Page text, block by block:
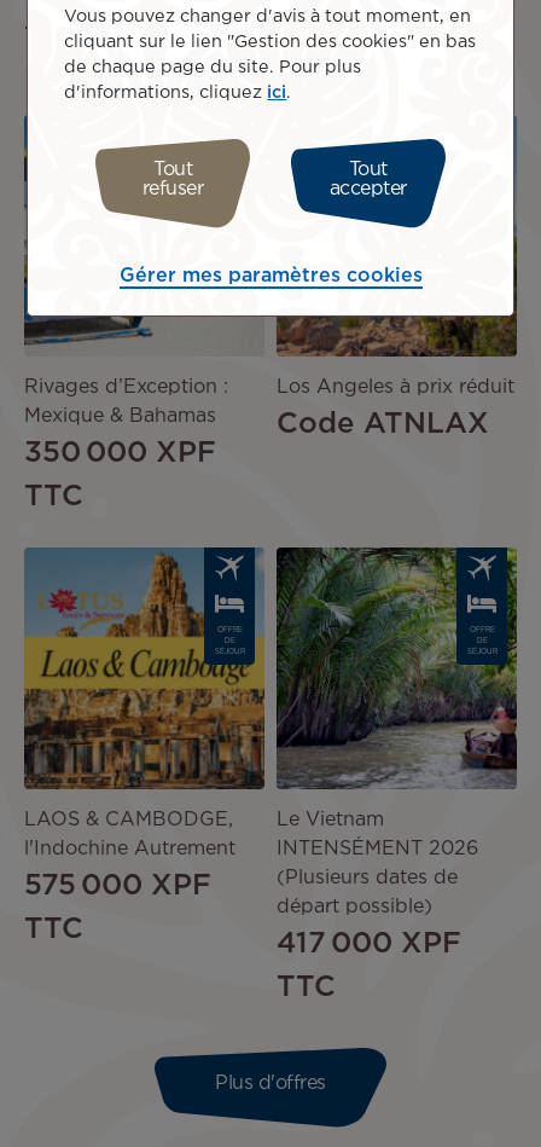
ATNJAPON26
199 500 XPF
TTC
OFFRE
SÉJOUR
Rivages d’Exception :
Mexique & Bahamas
350 000 XPF
TTC
Los Angeles à prix réduit
Code ATNLAX
OFFRE
DE
SÉJOUR
LAOS & CAMBODGE,
l'Indochine Autrement
575 000 XPF
TTC
Image
OFFRE
DE
SÉJOUR
Le Vietnam
INTENSÉMENT 2026
(Plusieurs dates de
départ possible)
417 000 XPF
TTC
Plus d'offres
Vous pouvez changer d'avis à tout moment, en
cliquant sur le lien "Gestion des cookies" en bas
de chaque page du site. Pour plus
d'informations, cliquez ici
Tout
refuser
Tout
accepter
Gérer mes paramètres cookies